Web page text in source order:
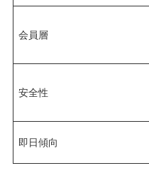
会員層
安全性
即日傾向